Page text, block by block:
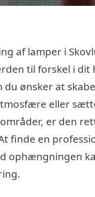
af lamper i
til forskel i dit
du ønsker at
eller
er den
finde en
ophængningen